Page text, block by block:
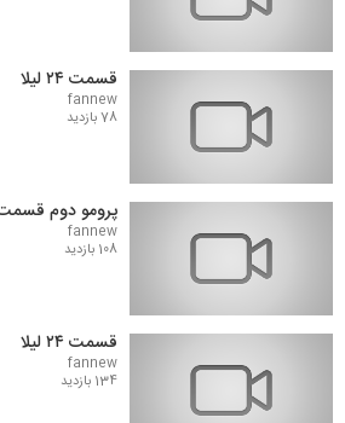
قسمت ۲۴ لیلا
fannew
78 بازدید
پرومو دوم قسمت ۲۴
fannew
108 بازدید
قسمت ۲۴ لیلا
fannew
134 بازدید